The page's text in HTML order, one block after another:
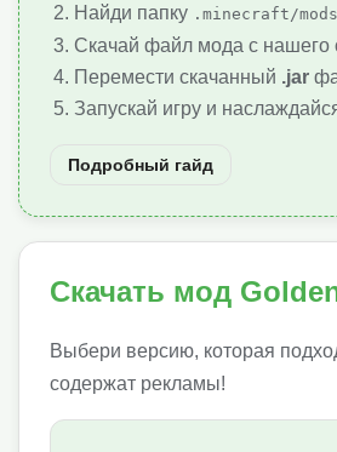
Найди папку .minecraft/mods
Скачай файл мода с нашего
Перемести скачанный .jar
Запускай игру и
Подробный гайд
Скачать мод
Выбери версию, которая
содержат рекламы!